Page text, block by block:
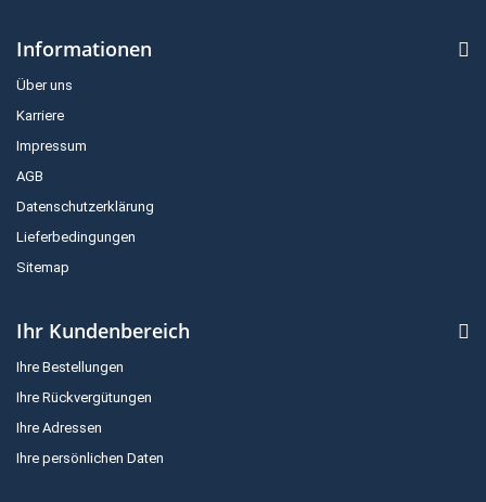
Informationen
Über uns
Karriere
Impressum
AGB
Datenschutzerklärung
Lieferbedingungen
Sitemap
Ihr Kundenbereich
Ihre Bestellungen
Ihre Rückvergütungen
Ihre Adressen
Ihre persönlichen Daten